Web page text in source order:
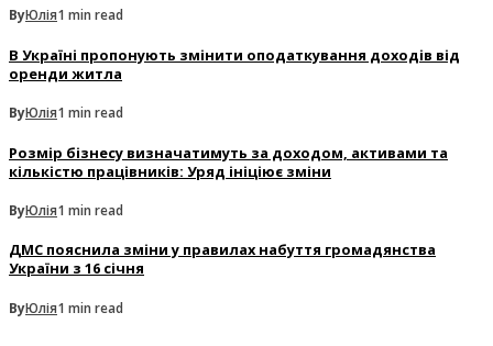
ByЮлія1 min read
В Україні пропонують змінити оподаткування доходів від
оренди житла
ByЮлія1 min read
Розмір бізнесу визначатимуть за доходом, активами та
кількістю працівників: Уряд ініціює зміни
ByЮлія1 min read
ДМС пояснила зміни у правилах набуття громадянства
України з 16 січня
ByЮлія1 min read